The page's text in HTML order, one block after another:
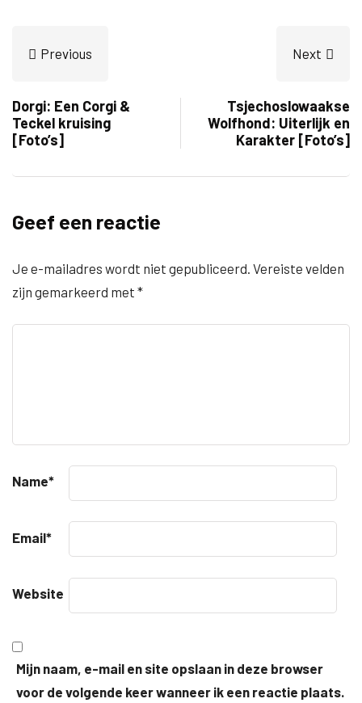
Previous
Dorgi: Een Corgi &
Teckel kruising
[Foto’s]
Next
Tsjechoslowaakse
Wolfhond: Uiterlijk en
Karakter [Foto’s]
Geef een reactie
Je e-mailadres wordt niet gepubliceerd. Vereiste velden
zijn gemarkeerd met *
Name*
Email*
Website
Mijn naam, e-mail en site opslaan in deze browser
voor de volgende keer wanneer ik een reactie plaats.